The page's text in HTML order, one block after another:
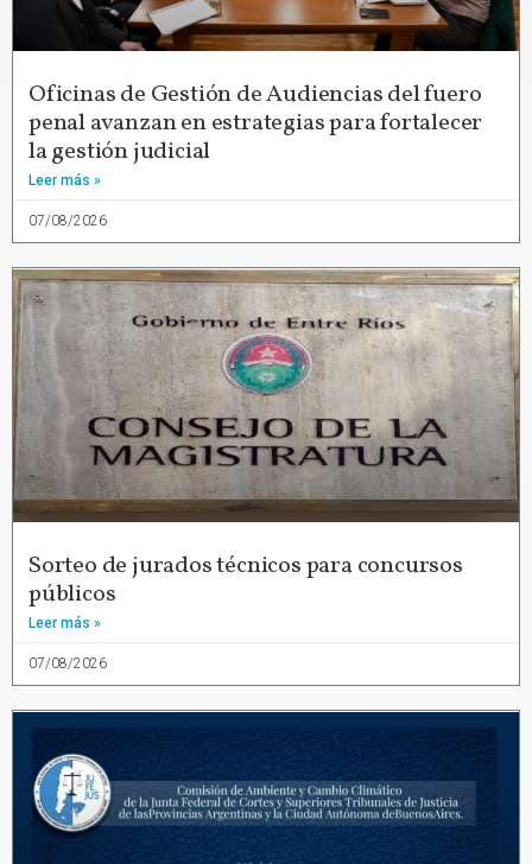
Oficinas de Gestión de Audiencias del fuero
penal avanzan en estrategias para fortalecer
la gestión judicial
Leer más »
07/08/2026
Sorteo de jurados técnicos para concursos
públicos
Leer más »
07/08/2026